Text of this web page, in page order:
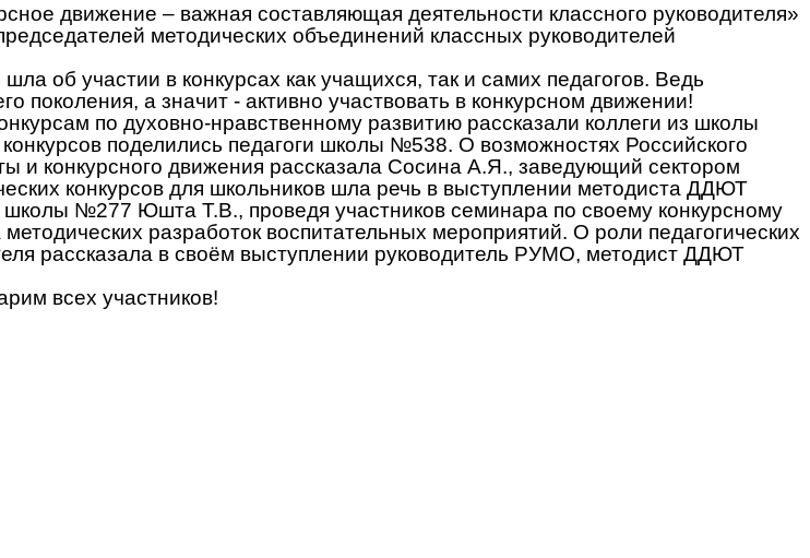
движение – важная составляющая деятельности классного руководителя»
методических объединений классных руководителей
об участии в конкурсах как учащихся, так и самих педагогов. Ведь
а значит - активно участвовать в конкурсном движении!
по духовно-нравственному развитию рассказали коллеги из школы
поделились педагоги школы №538. О возможностях Российского
и конкурсного движения рассказала Сосина А.Я., заведующий сектором
конкурсов для школьников шла речь в выступлении методиста ДДЮТ
№277 Юшта Т.В., проведя участников семинара по своему конкурсному
разработок воспитательных мероприятий. О роли педагогических
рассказала в своём выступлении руководитель РУМО, методист ДДЮТ
всех участников!